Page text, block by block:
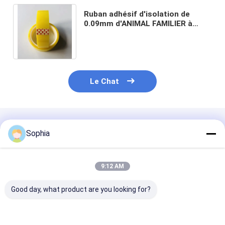
Ruban adhésif d'isolation de
0.09mm d'ANIMAL FAMILIER à
Le Chat
Produits Recommandés
Sophia
9:12 AM
Good day, what product are you looking for?